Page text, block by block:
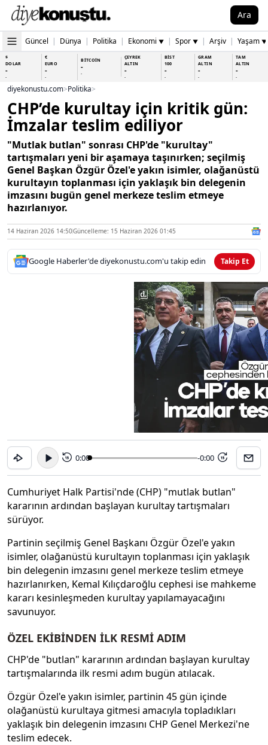
Ara
Güncel | Dünya | Politika | Ekonomi ▼ | Spor ▼ | Arşiv | Yaşam ▼
$
DOLAR
-
-
€
EURO
-
-
BİTCOİN
-
-
ÇEYREK
ALTIN
-
-
BİST
100
-
-
GRAM
ALTIN
-
-
TAM
ALTIN
-
-
diyekonustu.com>Politika>
CHP’de kurultay için kritik gün:
İmzalar teslim ediliyor
"Mutlak butlan" sonrası CHP'de "kurultay"
tartışmaları yeni bir aşamaya taşınırken; seçilmiş
Genel Başkan Özgür Özel'e yakın isimler, olağanüstü
kurultayın toplanması için yaklaşık bin delegenin
imzasını bugün genel merkeze teslim etmeye
hazırlanıyor.
14 Haziran 2026 14:50Güncelleme: 15 Haziran 2026 01:45
Google Haberler'de diyekonustu.com'u takip edin Takip Et
15 0:00 -0:00 15
Cumhuriyet Halk Partisi'nde (CHP) "mutlak butlan"
kararının ardından başlayan kurultay tartışmaları
sürüyor.
Partinin seçilmiş Genel Başkanı Özgür Özel'e yakın
isimler, olağanüstü kurultayın toplanması için yaklaşık
bin delegenin imzasını genel merkeze teslim etmeye
hazırlanırken, Kemal Kılıçdaroğlu cephesi ise mahkeme
kararı kesinleşmeden kurultay yapılamayacağını
savunuyor.
ÖZEL EKİBİNDEN İLK RESMİ ADIM
CHP'de "butlan" kararının ardından başlayan kurultay
tartışmalarında ilk resmi adım bugün atılacak.
Özgür Özel'e yakın isimler, partinin 45 gün içinde
olağanüstü kurultaya gitmesi amacıyla topladıkları
yaklaşık bin delegenin imzasını CHP Genel Merkezi'ne
teslim edecek.